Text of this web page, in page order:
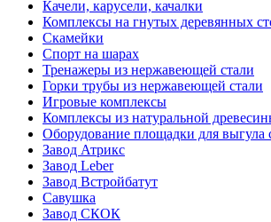
Качели, карусели, качалки
Комплексы на гнутых деревянных
Скамейки
Спорт на шарах
Тренажеры из нержавеющей стали
Горки трубы из нержавеющей стали
Игровые комплексы
Комплексы из натуральной
Оборудование площадки для выгула
Завод Атрикс
Завод Leber
Завод Встройбатут
Савушка
Завод СКОК